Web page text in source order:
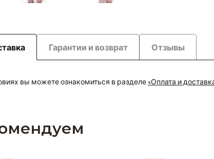
Гарантии и возврат Отзывы
вы можете ознакомиться в разделе «Оплата и